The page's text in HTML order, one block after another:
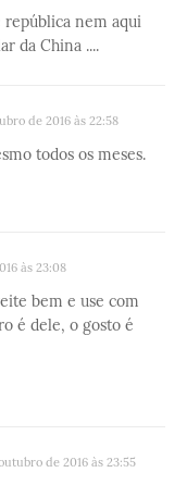
nem aqui
da China ....
de 2016 às 22:58
todos os meses.
às 23:08
bem e use com
é dele, o gosto é
de 2016 às 23:55